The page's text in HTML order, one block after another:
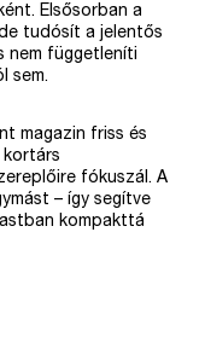
Elsősorban a
tudósít a jelentős
nem függetleníti
sem.
magazin friss és
kortárs
fókuszál. A
– így segítve
kompakttá